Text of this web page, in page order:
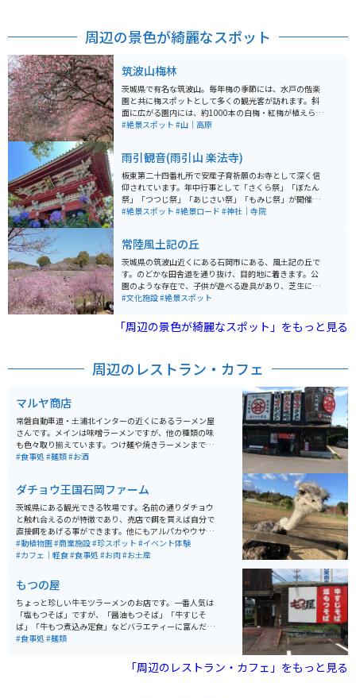
周辺の景色が綺麗なスポット
筑波山梅林
茨城県で有名な筑波山。毎年梅の季節には、水戸の偕楽
園と共に梅スポットとして多くの観光客が訪れます。斜
面に広がる園内には、約1000本の白梅・紅梅が植えられ
ています。園内の至る所に筑波石と呼ばれる斑糲岩の巨
み、好天日には富士山やスカイツリー等も見渡せます。
#絶景スポット #山｜高原
雨引観音(雨引山 楽法寺)
板東第二十四番札所で安産子育祈願のお寺として深く信
仰されています。年中行事として「さくら祭」「ぼたん
祭」「つつじ祭」「あじさい祭」「もみじ祭」が開催さ
れています。中でも「あじさい祭」は特にオススメで
#絶景スポット #絶景ロード #神社｜寺院
常陸風土記の丘
茨城県の筑波山近くにある石岡市にある、風土記の丘で
す。のどかな田舎道を通り抜け、目的地に着きます。公
園のような存在で、子供が遊べる遊具があり、芝生にシ
ートをひいてゆっくりできます。４月にはしだれ桜が見
す。写真を撮ると背景がしだれ桜のピンクに染まり、と
てもいい写真が撮れます。
#文化施設#絶景スポット
「周辺の景色が綺麗なスポット」をもっと見る
周辺のレストラン・カフェ
マルヤ商店
常磐自動車道・土浦北インターの近くにあるラーメン屋
さんです。メインは味噌ラーメンですが、他の種類の味
も色々取り揃えています。つけ麺や焼きラーメンまであ
り、どれにしようか目移りしてしまいます。ラーメンだ
#食事処 #麺類#お酒
ダチョウ王国石岡ファーム
茨城県にある観光できる牧場です。名前の通りダチョウ
と触れ合えるのが特徴であり、売店で餌を買えば自分で
直接餌をあげる事ができます。他にもアルパカやウサ
ギ、ヤギなどの動物とも触れあう事ができます。室内の
ふれあいブースもあり、室内にはフクロウやインコを身
ブルーベリー狩りなどもでき、一日中楽しめる観光スポ
ットとなってます。
#動植物園#商業施設#珍スポット #イベント体験
#カフェ｜軽食#食事処 #お肉#お土産
もつの屋
ちょっと珍しい牛モツラーメンのお店です。一番人気は
「塩もつそば」ですが、「醤油もつそば」「牛すじそ
ば」「牛もつ煮込み定食」などバラエティーに富んだメ
ニューが用意されています。国道294号線沿いの分かり
モツは芝浦食肉市場から仕入れているそうです。
#食事処 #麺類
「周辺のレストラン・カフェ」をもっと見る